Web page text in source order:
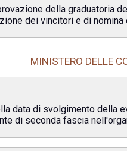
della graduatoria
dei vincitori e di
MINISTERO DELLE
data di svolgimento della
di seconda fascia